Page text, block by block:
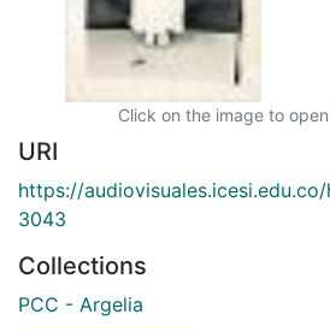
Click on the image to
URI
https://
3043
Collections
PCC - Argelia